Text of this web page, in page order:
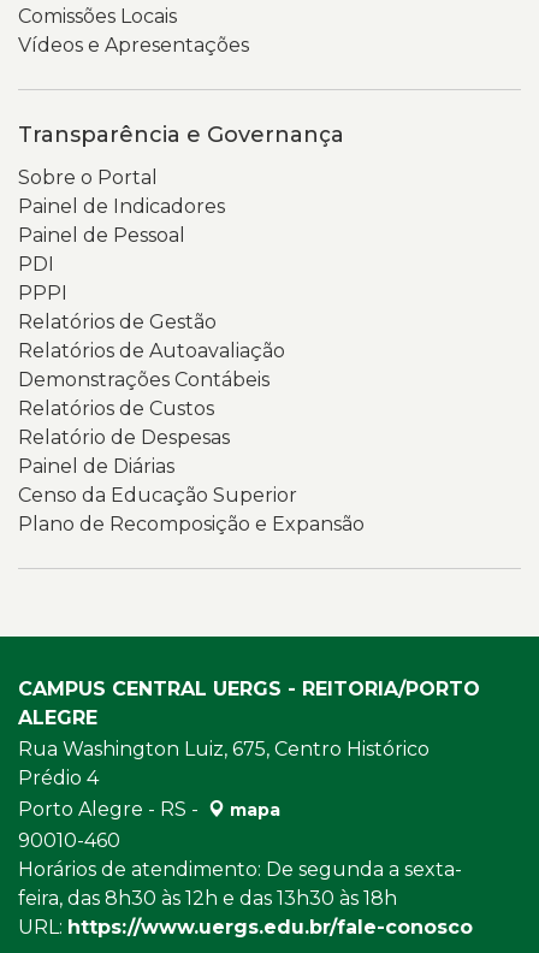
Comissões Locais
Vídeos e Apresentações
Transparência e Governança
Sobre o Portal
Painel de Indicadores
Painel de Pessoal
PDI
PPPI
Relatórios de Gestão
Relatórios de Autoavaliação
Demonstrações Contábeis
Relatórios de Custos
Relatório de Despesas
Painel de Diárias
Censo da Educação Superior
Plano de Recomposição e Expansão
CAMPUS CENTRAL UERGS - REITORIA/PORTO
ALEGRE
Rua Washington Luiz, 675, Centro Histórico
Prédio 4
Porto Alegre - RS -
mapa
90010-460
Horários de atendimento: De segunda a sexta-
feira, das 8h30 às 12h e das 13h30 às 18h
URL: https://www.uergs.edu.br/fale-conosco